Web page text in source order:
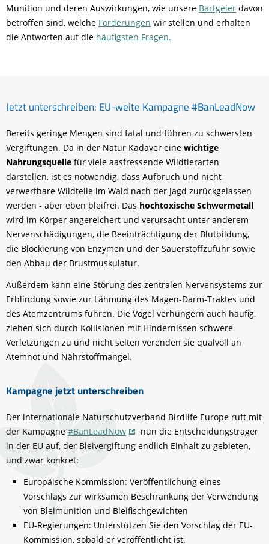
Munition und deren Auswirkungen, wie unsere Bartgeier davon
betroffen sind, welche Forderungen wir stellen und erhalten
die Antworten auf die häufigsten Fragen.
Jetzt unterschreiben: EU-weite Kampagne #BanLeadNow
Bereits geringe Mengen sind fatal und führen zu schwersten
Vergiftungen. Da in der Natur Kadaver eine wichtige
Nahrungsquelle für viele aasfressende Wildtierarten
darstellen, ist es notwendig, dass Aufbruch und nicht
verwertbare Wildteile im Wald nach der Jagd zurückgelassen
werden - aber eben bleifrei. Das hochtoxische Schwermetall
wird im Körper angereichert und verursacht unter anderem
Nervenschädigungen, die Beeinträchtigung der Blutbildung,
die Blockierung von Enzymen und der Sauerstoffzufuhr sowie
den Abbau der Brustmuskulatur.
Außerdem kann eine Störung des zentralen Nervensystems zur
Erblindung sowie zur Lähmung des Magen-Darm-Traktes und
des Atemzentrums führen. Die Vögel verhungern auch häufig,
ziehen sich durch Kollisionen mit Hindernissen schwere
Verletzungen zu und nicht selten verenden sie qualvoll an
Atemnot und Nährstoffmangel.
Kampagne jetzt unterschreiben
Der internationale Naturschutzverband Birdlife Europe ruft mit
der Kampagne #BanLeadNow
nun die Entscheidungsträger
in der EU auf, der Bleivergiftung endlich Einhalt zu gebieten,
und zwar konkret:
Europäische Kommission: Veröffentlichung eines
Vorschlags zur wirksamen Beschränkung der Verwendung
von Bleimunition und Bleifischgewichten
EU-Regierungen: Unterstützen Sie den Vorschlag der EU-
Kommission, sobald er veröffentlicht ist.